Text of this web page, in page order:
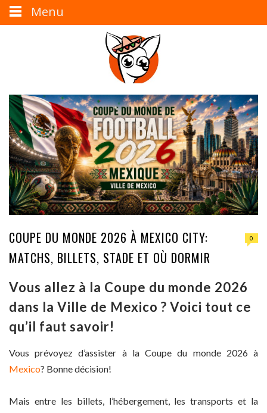
COUPE DU MONDE 2026 À MEXICO CITY:
MATCHS, BILLETS, STADE ET OÙ DORMIR
0
Vous allez à la Coupe du monde 2026
dans la Ville de Mexico ? Voici tout ce
qu’il faut savoir!
Vous prévoyez d’assister à la Coupe du monde 2026 à
Mexico? Bonne décision!
Mais entre les billets, l’hébergement, les transports et la
Menu